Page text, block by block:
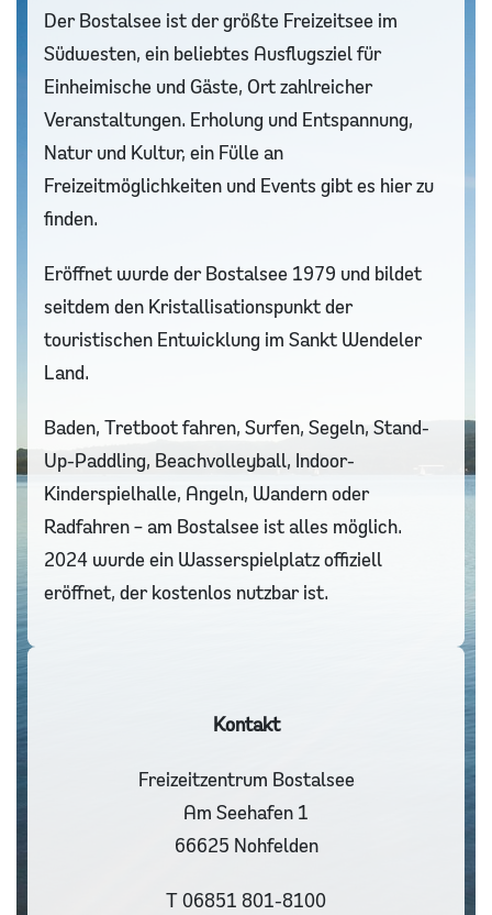
Der Bostalsee ist der größte Freizeitsee im
Südwesten, ein beliebtes Ausflugsziel für
Einheimische und Gäste, Ort zahlreicher
Veranstaltungen. Erholung und Entspannung,
Natur und Kultur, ein Fülle an
Freizeitmöglichkeiten und Events gibt es hier zu
finden.
Eröffnet wurde der Bostalsee 1979 und bildet
seitdem den Kristallisationspunkt der
touristischen Entwicklung im Sankt Wendeler
Land.
Baden, Tretboot fahren, Surfen, Segeln, Stand-
Up-Paddling, Beachvolleyball, Indoor-
Kinderspielhalle, Angeln, Wandern oder
Radfahren – am Bostalsee ist alles möglich.
2024 wurde ein Wasserspielplatz offiziell
eröffnet, der kostenlos nutzbar ist.
Kontakt
Freizeitzentrum Bostalsee
Am Seehafen 1
66625 Nohfelden
T 06851 801-8100